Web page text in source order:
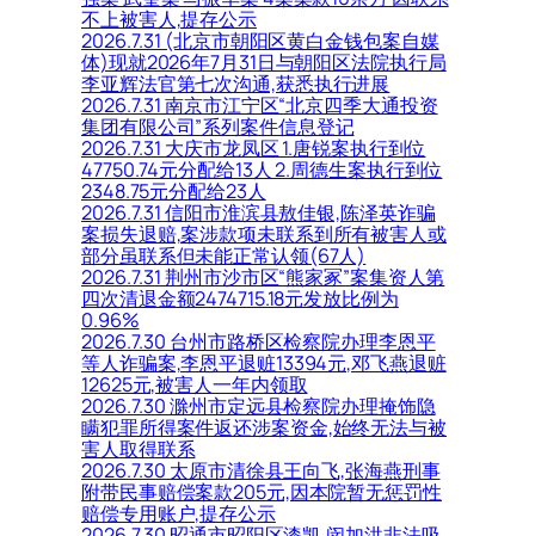
不上被害人,提存公示
2026.7.31 (北京市朝阳区黄白金钱包案自媒
体)现就2026年7月31日与朝阳区法院执行局
李亚辉法官第七次沟通,获悉执行进展
2026.7.31 南京市江宁区“北京四季大通投资
集团有限公司”系列案件信息登记
2026.7.31 大庆市龙凤区 1.唐锐案执行到位
47750.74元分配给13人 2.周德生案执行到位
2348.75元分配给23人
2026.7.31 信阳市淮滨县敖佳银,陈泽英诈骗
案损失退赔,案涉款项未联系到所有被害人或
部分虽联系但未能正常认领(67人)
2026.7.31 荆州市沙市区“熊家冢”案集资人第
四次清退金额2474715.18元发放比例为
0.96%
2026.7.30 台州市路桥区检察院办理李恩平
等人诈骗案,李恩平退赃13394元,邓飞燕退赃
12625元,被害人一年内领取
2026.7.30 滁州市定远县检察院办理掩饰隐
瞒犯罪所得案件返还涉案资金,始终无法与被
害人取得联系
2026.7.30 太原市清徐县王向飞,张海燕刑事
附带民事赔偿案款205元,因本院暂无惩罚性
赔偿专用账户,提存公示